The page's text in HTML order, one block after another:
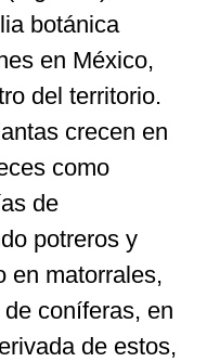
botánica
en México,
del territorio.
crecen en
como
de
potreros y
en matorrales,
coníferas, en
de estos,